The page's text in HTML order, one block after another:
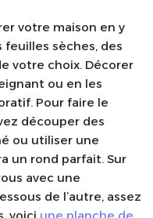
votre maison en y
sèches, des
votre choix. Décorer
ou en les
Pour faire le
découper des
ou utiliser une
un rond parfait. Sur
avec une
de l’autre, assez
voici une planche de